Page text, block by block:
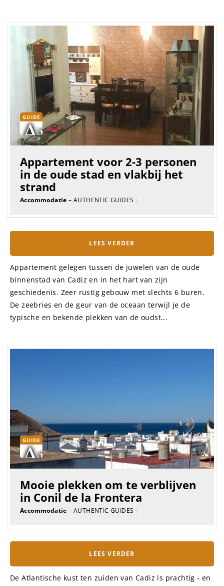
GUIDE
Appartement voor 2-3 personen
in de oude stad en vlakbij het
strand
Accommodatie – AUTHENTIC GUIDES |
LEES VERDER
Appartement gelegen tussen de juwelen van de oude
binnenstad van Cadiz en in het hart van zijn
geschiedenis. Zeer rustig gebouw met slechts 6 buren.
De zeebries en de geur van de oceaan terwijl je de
typische en bekende plekken van de oudst...
GUIDE
Mooie plekken om te verblijven
in Conil de la Frontera
Accommodatie – AUTHENTIC GUIDES |
LEES VERDER
De Atlantische kust ten zuiden van Cadiz is prachtig - en